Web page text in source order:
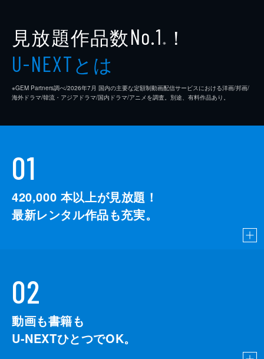
見放題作品数No.1 ※ ！
U-NEXTとは
※GEM Partners調べ/2026年7⽉ 国内の主要な定額制動画配信サービスにおける洋画/邦画/
海外ドラマ/韓流・アジアドラマ/国内ドラマ/アニメを調査。別途、有料作品あり。
01
420,000 本以上が見放題！
最新レンタル作品も充実。
02
動画も書籍も
U-NEXTひとつでOK。